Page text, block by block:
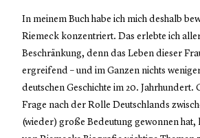
In meinem Buch habe ich mich deshalb
Riemeck konzentriert. Das erlebte ich
Beschränkung, denn das Leben dieser
ergreifend – und im Ganzen nichts
deutschen Geschichte im 20. Jahrhundert.
Frage nach der Rolle Deutschlands
(wieder) große Bedeutung gewonnen hat,